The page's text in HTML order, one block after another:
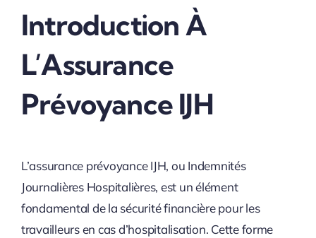
Introduction À
L’Assurance
Prévoyance IJH
L’assurance prévoyance IJH, ou Indemnités
Journalières Hospitalières, est un élément
fondamental de la sécurité financière pour les
travailleurs en cas d’hospitalisation. Cette forme